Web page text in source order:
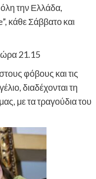
την Ελλάδα,
κάθε Σάββατο και
ώρα 21.15
φόβους και τις
διαδέχονται τη
με τα τραγούδια του